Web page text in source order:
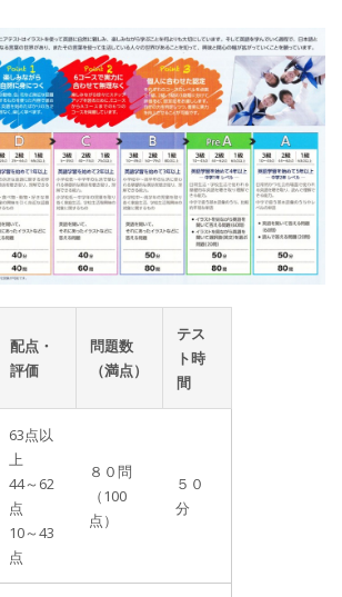
配点・
評価
問題数
（満点）
テス
ト時
間
63点以
上
44～62
点
10～43
点
８０問
（100
点）
５０
分